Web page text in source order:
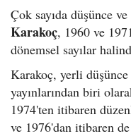
Çok sayıda düşünce
Karakoç, 1960 ve
dönemsel sayılar
Karakoç, yerli düşünce
yayınlarından biri
1974'ten itibaren
ve 1976'dan itibaren